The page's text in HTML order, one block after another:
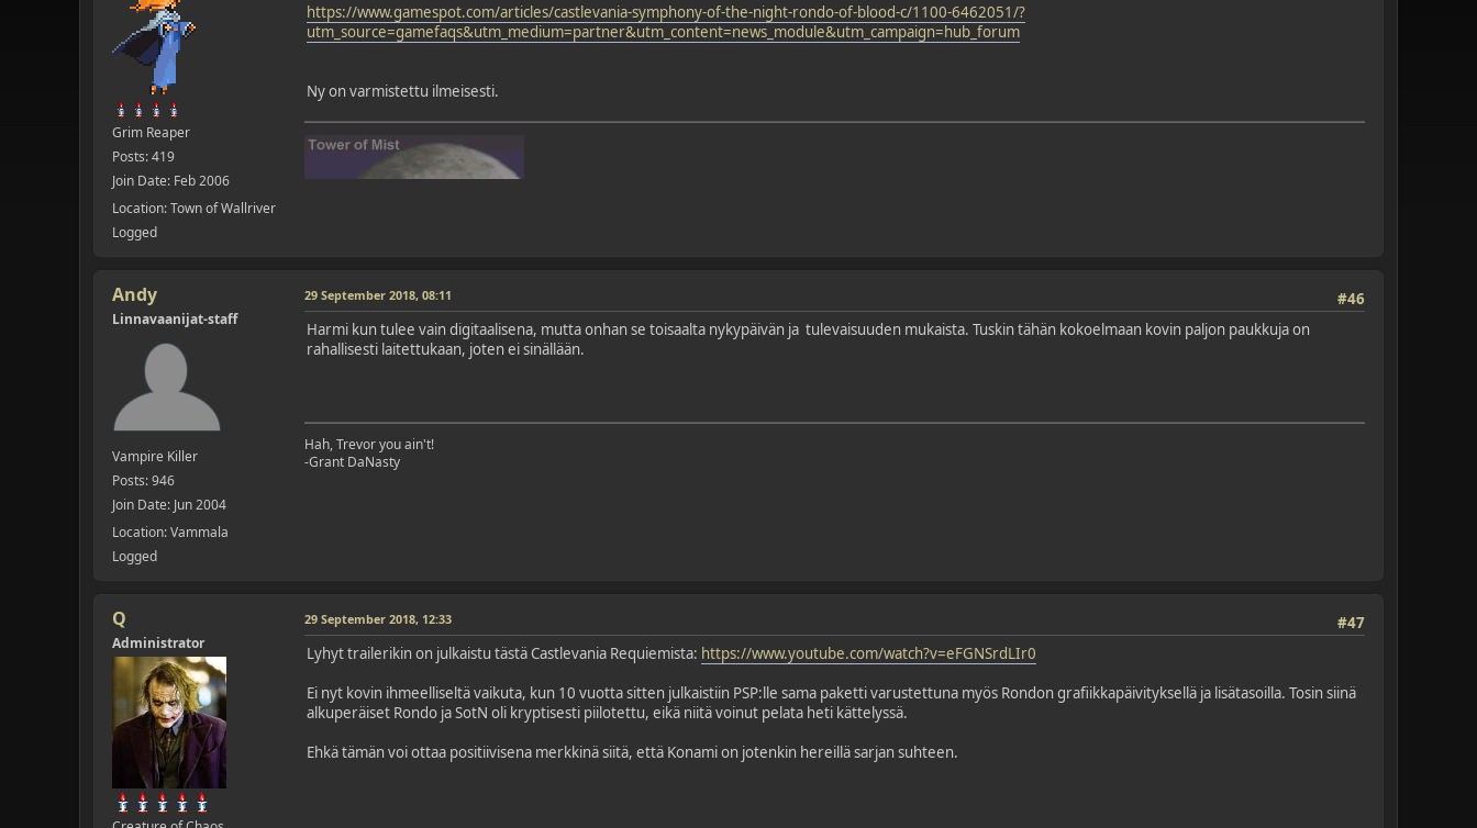
Grim Reaper
Posts: 419
Join Date: Feb 2006
Location: Town of Wallriver
Logged
https://www.gamespot.com/articles/castlevania-symphony-of-the-night-rondo-of-blood-c/1100-6462051/?
utm_source=gamefaqs&utm_medium=partner&utm_content=news_module&utm_campaign=hub_forum
Ny on varmistettu ilmeisesti.
Andy
Linnavaanijat-staff
Vampire Killer
Posts: 946
Join Date: Jun 2004
Location: Vammala
Logged
#46
29 September 2018, 08:11
Harmi kun tulee vain digitaalisena, mutta onhan se toisaalta nykypäivän ja tulevaisuuden mukaista. Tuskin tähän kokoelmaan kovin paljon paukkuja on
rahallisesti laitettukaan, joten ei sinällään.
Hah, Trevor you ain't!
-Grant DaNasty
Q
Administrator
#47
29 September 2018, 12:33
Lyhyt trailerikin on julkaistu tästä Castlevania Requiemista: https://www.youtube.com/watch?v=eFGNSrdLIr0
Ei nyt kovin ihmeelliseltä vaikuta, kun 10 vuotta sitten julkaistiin PSP:lle sama paketti varustettuna myös Rondon grafiikkapäivityksellä ja lisätasoilla. Tosin siinä
alkuperäiset Rondo ja SotN oli kryptisesti piilotettu, eikä niitä voinut pelata heti kättelyssä.
Ehkä tämän voi ottaa positiivisena merkkinä siitä, että Konami on jotenkin hereillä sarjan suhteen.